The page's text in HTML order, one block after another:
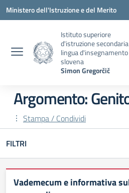
Vai ai contenuti
Vai al menu di navigazione
Vai al footer
Ministero dell'Istruzione e del Merito
Istituto superiore
d'istruzione
lingua d'insegnamento
slovena
Simon Gregorčič
Argomento:
Stampa / Condividi
FILTRI
Vademecum e informativa